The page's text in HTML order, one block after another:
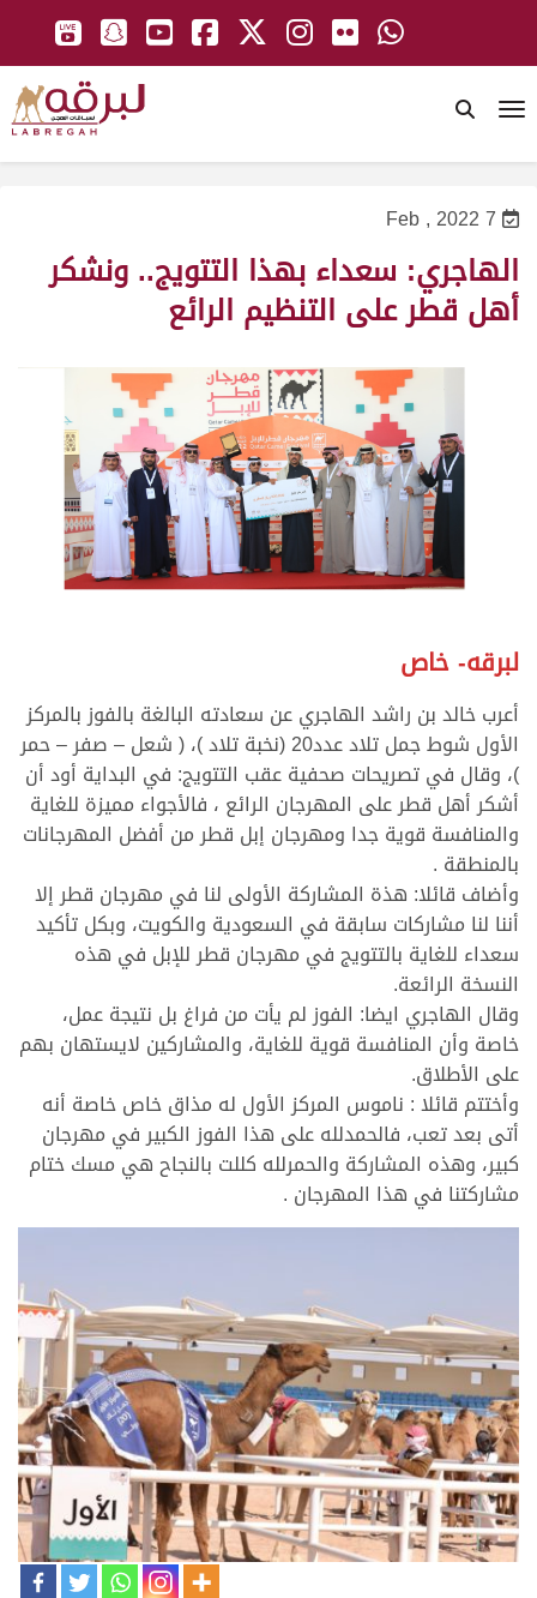
7 Feb , 2022
الهاجري: سعداء بهذا التتويج.. ونشكر
أهل قطر على التنظيم الرائع
لبرقه- خاص
أعرب خالد بن راشد الهاجري عن سعادته البالغة بالفوز بالمركز
الأول شوط جمل تلاد عدد20 (نخبة تلاد )، ( شعل – صفر – حمر
)، وقال في تصريحات صحفية عقب التتويج: في البداية أود أن
أشكر أهل قطر على المهرجان الرائع ، فالأجواء مميزة للغاية
والمنافسة قوية جدا ومهرجان إبل قطر من أفضل المهرجانات
بالمنطقة .
وأضاف قائلا: هذة المشاركة الأولى لنا في مهرجان قطر إلا
أننا لنا مشاركات سابقة في السعودية والكويت، وبكل تأكيد
سعداء للغاية بالتتويج في مهرجان قطر للإبل في هذه
النسخة الرائعة.
وقال الهاجري ايضا: الفوز لم يأت من فراغ بل نتيجة عمل،
خاصة وأن المنافسة قوية للغاية، والمشاركين لايستهان بهم
على الأطلاق.
وأختتم قائلا : ناموس المركز الأول له مذاق خاص خاصة أنه
أتى بعد تعب، فالحمدلله على هذا الفوز الكبير في مهرجان
كبير، وهذه المشاركة والحمرلله كللت بالنجاح هي مسك ختام
مشاركتنا في هذا المهرجان .